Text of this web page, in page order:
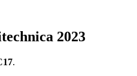
2023
.